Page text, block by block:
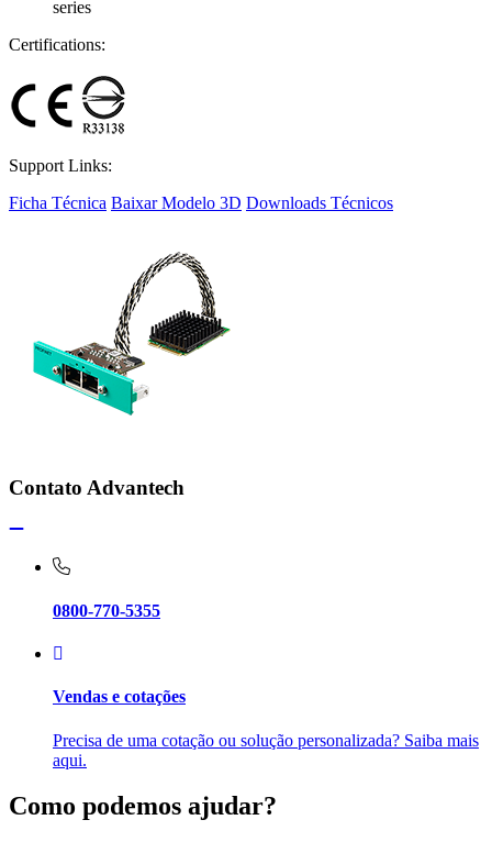
series
Certifications:
Support Links:
Ficha Técnica Baixar Modelo 3D Downloads Técnicos
Contato Advantech
0800-770-5355
Vendas e cotações
Precisa de uma cotação ou solução personalizada? Saiba mais
aqui.
Como podemos ajudar?